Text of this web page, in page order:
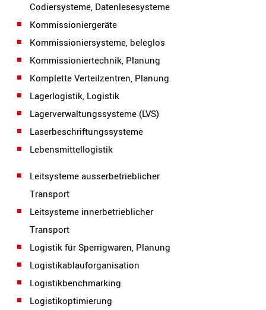
Codiersysteme, Datenlesesysteme
Kommissioniergeräte
Kommissioniersysteme, beleglos
Kommissioniertechnik, Planung
Komplette Verteilzentren, Planung
Lagerlogistik, Logistik
Lagerverwaltungssysteme (LVS)
Laserbeschriftungssysteme
Lebensmittellogistik
Leitsysteme ausserbetrieblicher
Transport
Leitsysteme innerbetrieblicher
Transport
Logistik für Sperrigwaren, Planung
Logistikablauforganisation
Logistikbenchmarking
Logistikoptimierung